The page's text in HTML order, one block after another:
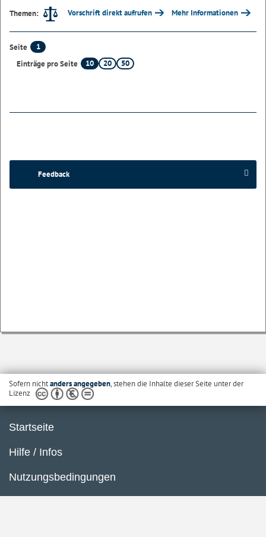
Themen:
Vorschrift direkt aufrufen Mehr Informationen
Seite
1
Einträge pro Seite
10 20 50
Feedback
Sofern nichtanders angegeben, stehen die Inhalte dieser Seite unter der
Lizenz
Startseite
Hilfe / Infos
Nutzungsbedingungen